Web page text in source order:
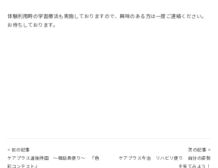
体験利用時の学習療法も実施しておりますので、興味のある方は一度ご連絡ください。
お待ちしております。
< 前の記事
ケアプラス道後持田 ～相談員便り～ 『色
彩コンテスト』
次の記事 >
ケアプラス今治 リハビリ便り 自分の姿勢
を見てみよう！